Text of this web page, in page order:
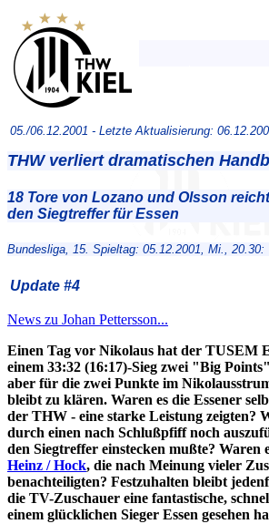
05./06.12.2001 - Letzte Aktualisierung:
THW verliert dramatischen
18 Tore von Lozano und Olsson
den Siegtreffer für Essen
Bundesliga, 15. Spieltag: 05.12.2001, Mi.,
Update #4
News zu Johan Pettersson...
Einen Tag vor Nikolaus hat der TUSEM
einem 33:32 (16:17)-Sieg zwei "Big
aber für die zwei Punkte im
bleibt zu klären. Waren es die Essener
der THW - eine starke Leistung zeigten?
durch einen nach Schlußpfiff noch
den Siegtreffer einstecken mußte? Waren
Heinz / Hock, die nach Meinung vieler
benachteiligten? Festzuhalten bleibt
die TV-Zuschauer eine fantastische,
einem glücklichen Sieger Essen gesehen